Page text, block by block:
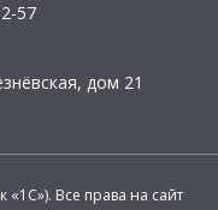
57
дом 21
Все права на сайт